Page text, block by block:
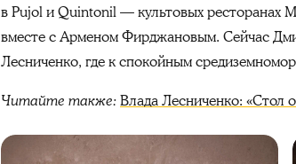
в Pujol и Quintonil — культовых ресторанах
вместе с Арменом Фирджановым. Сейчас
Лесниченко, где к спокойным
Читайте также:Влада Лесниченко: «Стол